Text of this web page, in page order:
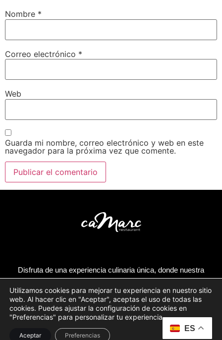
Nombre *
Correo electrónico *
Web
Guarda mi nombre, correo electrónico y web en este
navegador para la próxima vez que comente.
Disfruta de una experiencia culinaria única, donde nuestra
frescos y una atención cálida
FACEBOOK
ES
Utilizamos cookies para mejorar tu experiencia en nuestro sitio
web. Al hacer clic en "Aceptar", aceptas el uso de todas las
cookies. Puedes ajustar la configuración de cookies en
"Preferencias" para personalizar tu experiencia.
Aceptar Preferencias